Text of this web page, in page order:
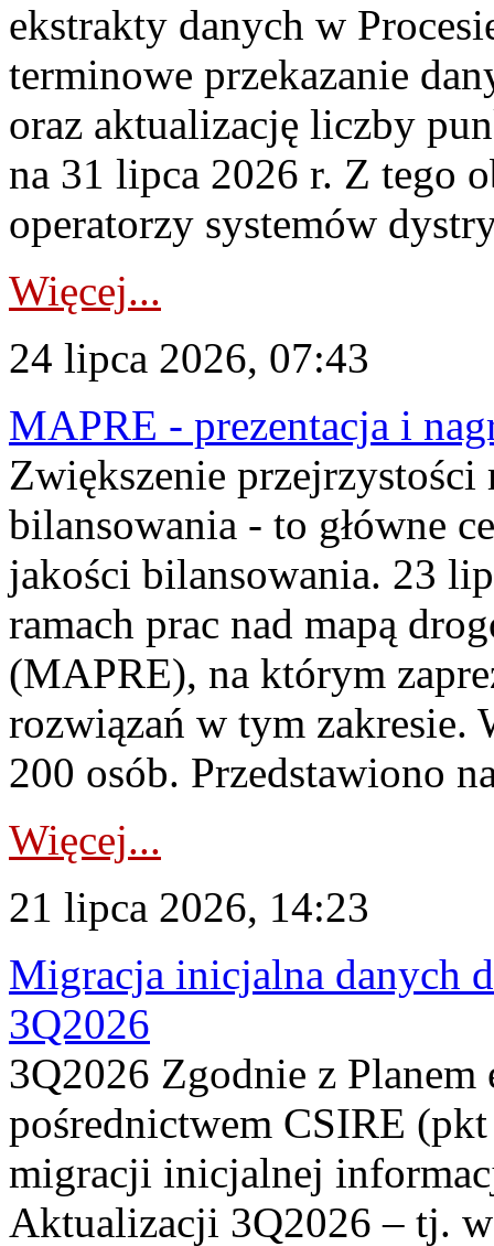
ekstrakty danych w
terminowe przekazanie
oraz aktualizację liczby
na 31 lipca 2026 r. Z tego
operatorzy systemów
Więcej...
24 lipca 2026, 07:43
MAPRE - prezentacja i
Zwiększenie
bilansowania - to główne
jakości bilansowania. 23
ramach prac nad mapą
(MAPRE), na którym
rozwiązań w tym zakresie.
200 osób. Przedstawiono
Więcej...
21 lipca 2026, 14:23
Migracja inicjalna danych
3Q2026
3Q2026 Zgodnie z
pośrednictwem CSIRE
migracji inicjalnej
Aktualizacji 3Q2026 – tj.